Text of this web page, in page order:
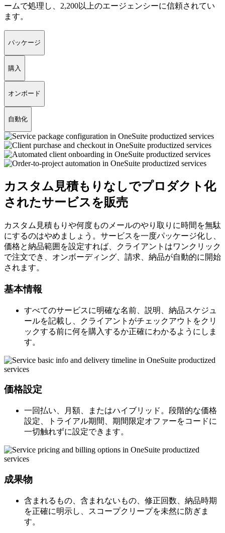
ームで処理し、2,200以上のエージェンシーに信頼されてい
ます。
パッケージ
購入
オンボード
自動化
カスタム見積もりなしでプロダクト化
されたサービスを販売
カスタム見積もりや何度ものメールのやり取りに時間を無駄
にするのはやめましょう。サービスを一度パッケージ化し、
価格と納品範囲を設定すれば、クライアントはワンクリック
で注文でき、オンボーディング、請求、納品が自動的に開始
されます。
基本情報
すべてのサービスに明確な名前、説明、納品スケジュ
ールを記載し、クライアントがチェックアウトをクリ
ックする前に何を購入するか正確にわかるようにしま
す。
価格設定
一回払い、月額、またはハイブリッド。段階的な価格
設定、トライアル期間、期間限定オファーをコードに
一切触れずに設定できます。
成果物
含まれるもの、含まれないもの、修正回数、納品時期
を正確に明示し、スコープクリープを未然に防ぎま
す。